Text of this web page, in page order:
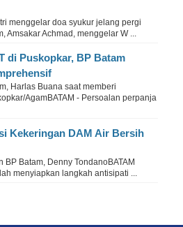
menggelar doa syukur jelang pergi
Amsakar Achmad, menggelar W ...
di Puskopkar, BP Batam
Harlas Buana saat memberi
AgamBATAM - Persoalan perpanja
Kekeringan DAM Air Bersih
Batam, Denny TondanoBATAM
menyiapkan langkah antisipati ...